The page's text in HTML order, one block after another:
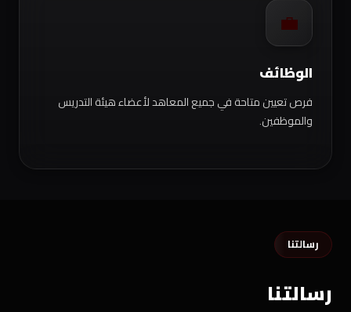
💼
الوظائف
فرص تعيين متاحة في جميع المعاهد لأعضاء هيئة التدريس
والموظفين.
رسالتنا
رسالتنا